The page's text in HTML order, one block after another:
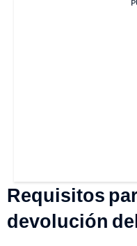
Requisitos
devolución